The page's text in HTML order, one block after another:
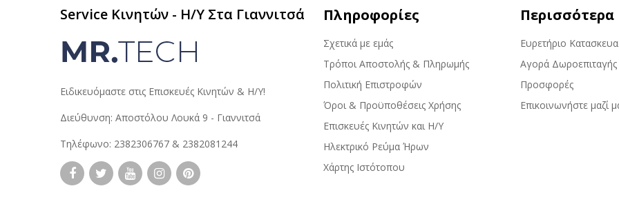
Service Κινητών - H/Y Στα Γιαννιτσά
Ειδικευόμαστε στις Επισκευές Κινητών & Η/Υ!
Διεύθυνση: Αποστόλου Λουκά 9 - Γιαννιτσά
Τηλέφωνο: 2382306767 & 2382081244
Πληροφορίες
Σχετικά με εμάς
Τρόποι Αποστολής & Πληρωμής
Πολιτική Επιστροφών
Όροι & Προϋποθέσεις Χρήσης
Επισκευές Κινητών και Η/Υ
Ηλεκτρικό Ρεύμα Ήρων
Χάρτης Ιστότοπου
Περισσότερα
Ευρετήριο
Αγορά Δωροεπιταγής
Προσφορές
Επικοινωνήστε μαζί